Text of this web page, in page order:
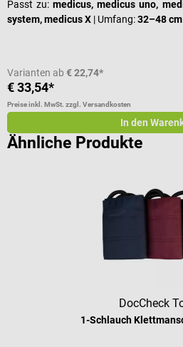
Passt zu: medicus, medicus uno,
system, medicus X | Umfang:32–48
Varianten ab € 22,74*
€ 33,54*
Preise inkl. MwSt. zzgl. Versandkosten
In den
Ähnliche Produkte
DocCheck
1-Schlauch